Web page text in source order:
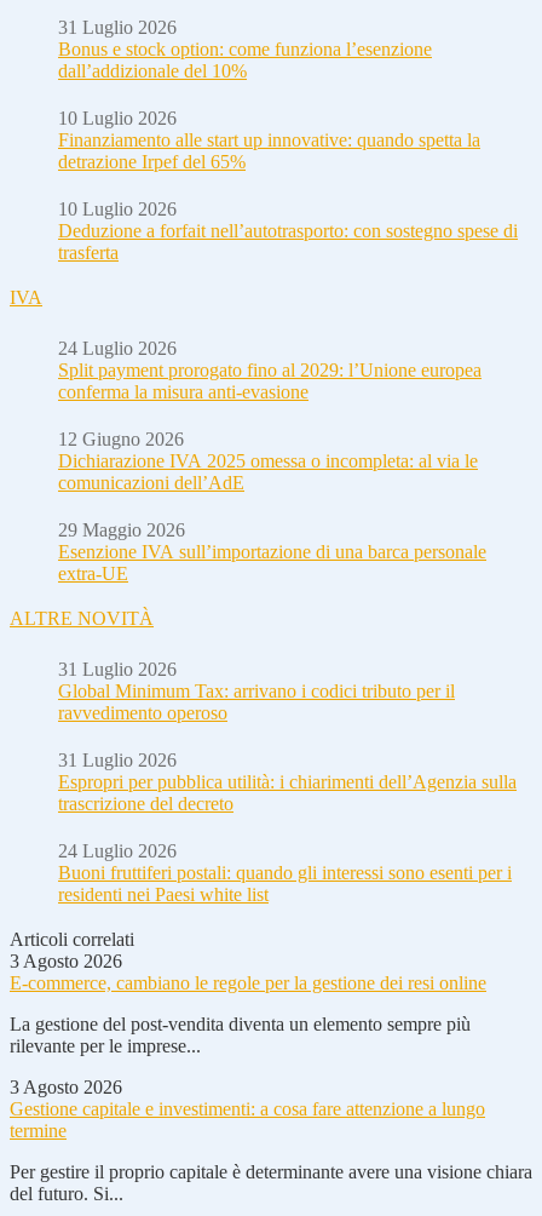
31 Luglio 2026
Bonus e stock option: come funziona l’esenzione
dall’addizionale del 10%
10 Luglio 2026
Finanziamento alle start up innovative: quando spetta la
detrazione Irpef del 65%
10 Luglio 2026
Deduzione a forfait nell’autotrasporto: con sostegno spese di
trasferta
IVA
24 Luglio 2026
Split payment prorogato fino al 2029: l’Unione europea
conferma la misura anti-evasione
12 Giugno 2026
Dichiarazione IVA 2025 omessa o incompleta: al via le
comunicazioni dell’AdE
29 Maggio 2026
Esenzione IVA sull’importazione di una barca personale
extra-UE
ALTRE NOVITÀ
31 Luglio 2026
Global Minimum Tax: arrivano i codici tributo per il
ravvedimento operoso
31 Luglio 2026
Espropri per pubblica utilità: i chiarimenti dell’Agenzia sulla
trascrizione del decreto
24 Luglio 2026
Buoni fruttiferi postali: quando gli interessi sono esenti per i
residenti nei Paesi white list
Articoli correlati
3 Agosto 2026
E-commerce, cambiano le regole per la gestione dei resi online
La gestione del post-vendita diventa un elemento sempre più
rilevante per le imprese...
3 Agosto 2026
Gestione capitale e investimenti: a cosa fare attenzione a lungo
termine
Per gestire il proprio capitale è determinante avere una visione chiara
del futuro. Si...